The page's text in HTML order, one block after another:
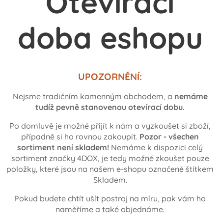
doba eshopu
UPOZORNĚNÍ:
Nejsme tradičním kamenným obchodem, a nemáme
tudíž pevně stanovenou otevírací dobu.
Po domluvě je možné přijít k nám a vyzkoušet si zboží,
případně si ho rovnou zakoupit. Pozor - všechen
sortiment není skladem! Nemáme k dispozici celý
sortiment značky 4DOX, je tedy možné zkoušet pouze
položky, které jsou na našem e-shopu označené štítkem
Skladem.
Pokud budete chtít ušít postroj na míru, pak vám ho
naměříme a také objednáme.